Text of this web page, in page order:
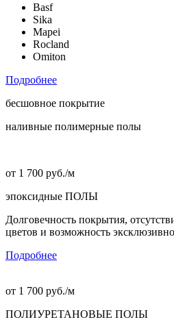
Basf
Sika
Mapei
Rocland
Omiton
Подробнее
бесшовное покрытие
наливные полимерные полы
от 1 700 руб./м
эпоксидные ПОЛЫ
Долговечность покрытия,
цветов и возможность
Подробнее
от 1 700 руб./м
ПОЛИУРЕТАНОВЫЕ ПОЛЫ